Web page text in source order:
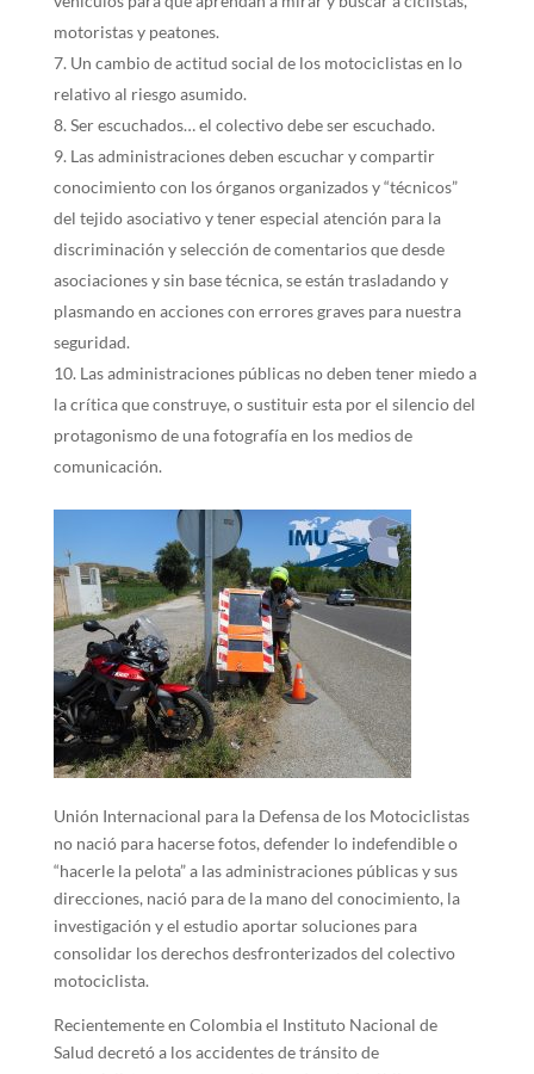
motoristas y peatones.
Un cambio de actitud social de los motociclistas en lo
relativo al riesgo asumido.
Ser escuchados… el colectivo debe ser escuchado.
Las administraciones deben escuchar y compartir
conocimiento con los órganos organizados y “técnicos”
del tejido asociativo y tener especial atención para la
discriminación y selección de comentarios que desde
asociaciones y sin base técnica, se están trasladando y
plasmando en acciones con errores graves para nuestra
seguridad.
Las administraciones públicas no deben tener miedo a
la crítica que construye, o sustituir esta por el silencio del
protagonismo de una fotografía en los medios de
comunicación.
Unión Internacional para la Defensa de los Motociclistas
no nació para hacerse fotos, defender lo indefendible o
“hacerle la pelota” a las administraciones públicas y sus
direcciones, nació para de la mano del conocimiento, la
investigación y el estudio aportar soluciones para
consolidar los derechos desfronterizados del colectivo
motociclista.
Recientemente en Colombia el Instituto Nacional de
Salud decretó a los accidentes de tránsito de